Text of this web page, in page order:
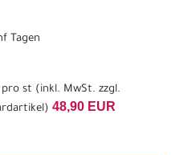
Tagen
st (inkl. MwSt. zzgl.
) 48,90 EUR